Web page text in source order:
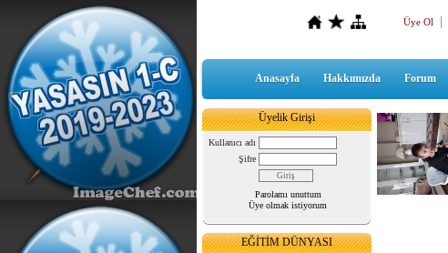
Üye Ol
Anasayfa Hakkımızda Forum
Üyelik Girişi
Kullanıcı adı
Şifre
Parolamı unuttum
Üye olmak istiyorum
EĞİTİM DÜNYASI